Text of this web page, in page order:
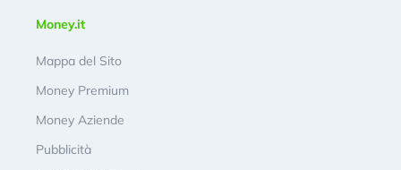
Money.it
Mappa del Sito
Money Premium
Money Aziende
Pubblicità